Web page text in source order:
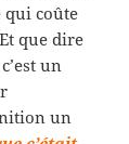
qui coûte
que dire
un
un